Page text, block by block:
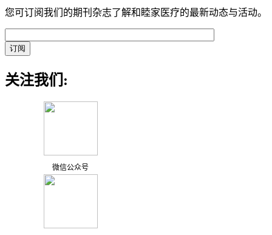
您可订阅我们的期刊杂志了解和睦家医疗的最新动态与活动。
关注我们:
微信公众号